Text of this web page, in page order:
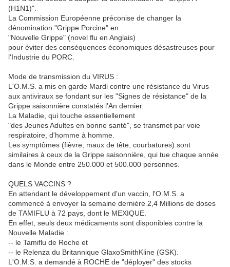
(H1N1)".
La Commission Européenne préconise de changer la
dénomination "Grippe Porcine" en
"Nouvelle Grippe" (novel flu en Anglais)
pour éviter des conséquences économiques désastreuses pour
l'Industrie du PORC.
Mode de transmission du VIRUS :
L'O.M.S. a mis en garde Mardi contre une résistance du Virus
aux antiviraux se fondant sur les "Signes de résistance" de la
Grippe saisonnière constatés l'An dernier.
La Maladie, qui touche essentiellement
"des Jeunes Adultes en bonne santé", se transmet par voie
respiratoire, d'homme à homme.
Les symptômes (fièvre, maux de tête, courbatures) sont
similaires à ceux de la Grippe saisonnière, qui tue chaque année
dans le Monde entre 250.000 et 500.000 personnes.
QUELS VACCINS ?
En attendant le développement d'un vaccin, l'O.M.S. a
commencé à envoyer la semaine dernière 2,4 Millions de doses
de TAMIFLU à 72 pays, dont le MEXIQUE.
En effet, seuls deux médicaments sont disponibles contre la
Nouvelle Maladie :
-- le Tamiflu de Roche et
-- le Relenza du Britannique GlaxoSmithKline (GSK).
L'O.M.S. a demandé à ROCHE de "déployer" des stocks